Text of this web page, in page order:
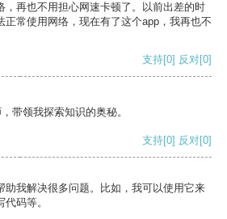
，再也不用担心网速卡顿了。以前出差的时
正常使用网络，现在有了这个app，我再也不
支持[0] 反对[0]
带领我探索知识的奥秘。
支持[0] 反对[0]
助我解决很多问题。比如，我可以使用它来
码等。